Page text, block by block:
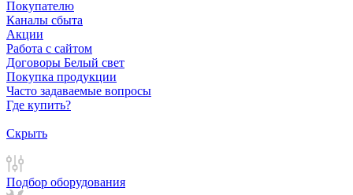
Покупателю
Каналы сбыта
Акции
Работа с сайтом
Договоры Белый свет
Покупка продукции
Часто задаваемые вопросы
Где купить?
Скрыть
Подбор оборудования